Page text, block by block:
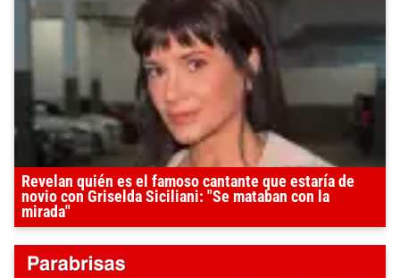
Revelan quién es el famoso cantante que estaría de
novio con Griselda Siciliani: "Se mataban con la
mirada"